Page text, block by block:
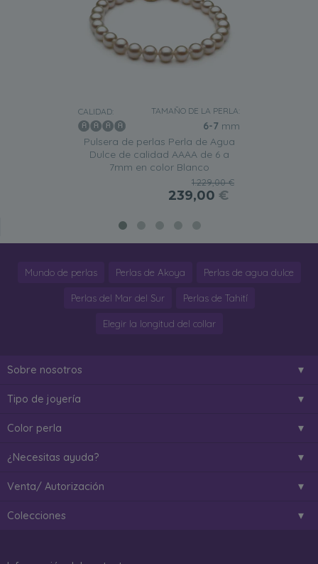
CALIDAD: TAMAÑO DE LA PERLA:
6-7 mm
Pulsera de perlas Perla de Agua
Dulce de calidad AAAA de 6 a
7mm en color Blanco
1.229,00 €
239,00 €
Mundo de perlas Perlas de Akoya Perlas de agua dulce
Perlas del Mar del Sur Perlas de Tahití
Elegir la longitud del collar
Sobre nosotros
Tipo de joyería
Color perla
¿Necesitas ayuda?
Venta/ Autorización
Colecciones